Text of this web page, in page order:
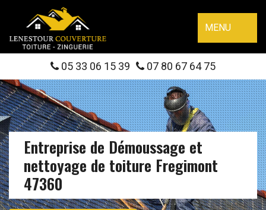
MENU
05 33 06 15 39 07 80 67 64 75
Entreprise de Démoussage et
nettoyage de toiture Fregimont
47360